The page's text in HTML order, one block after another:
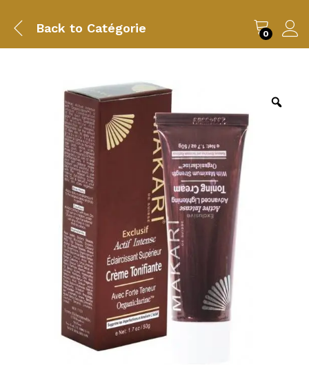
Back to Catégorie 0